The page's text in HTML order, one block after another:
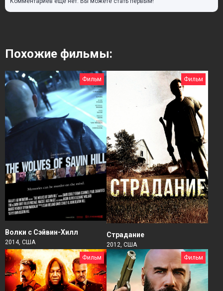
Похожие фильмы:
Фильм
Волки с Сэйвин-Хилл
2014, США
Фильм
Страдание
2012, США
Фильм
Фильм